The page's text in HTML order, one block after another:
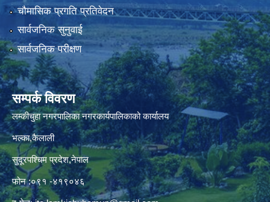
चौमासिक प्रगति प्रतिवेदन
सार्वजनिक सुनुवाई
सार्वजनिक परीक्षण
सम्पर्क विवरण
लम्कीचुहा नगरपालिका नगरकार्यपालिकाको कार्यालय
भल्का,कैलाली
सुदूरपश्चिम प्रदेश,नेपाल
फोन :०९१ -४१९०४६